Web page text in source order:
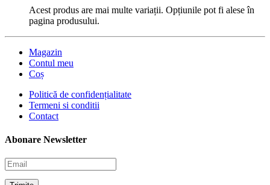
Acest produs are mai multe variații. Opțiunile pot fi alese în
pagina produsului.
Magazin
Contul meu
Coș
Politică de confidențialitate
Termeni si conditii
Contact
Abonare Newsletter